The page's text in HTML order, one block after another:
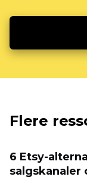
Flere
6 Etsy-
salgskanaler